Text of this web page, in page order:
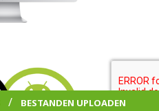
/ BESTANDEN UPLOADEN